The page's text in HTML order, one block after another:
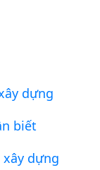
dựng
biết
dựng